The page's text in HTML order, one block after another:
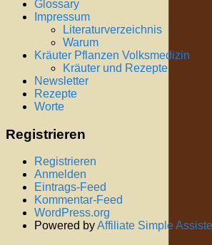
Glossary
Impressum
Literaturverzeichnis
Warum
Kräuter Pflanzen Volksmedizin
Kräuter und Rezepte
Newsletter
Rezepte
Worte
Registrieren
Registrieren
Anmelden
Eintrags-Feed
Kommentar-Feed
WordPress.org
Powered byAffiliate Simple